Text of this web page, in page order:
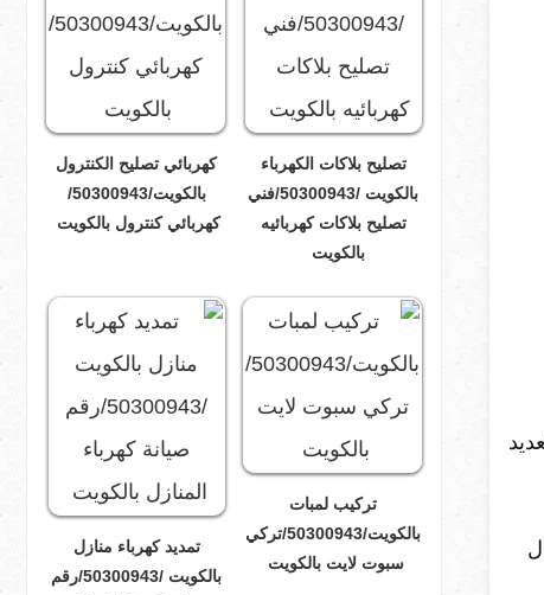
العديد
تصليح بلاكات الكهرباء
بالكويت /50300943/فني
تصليح بلاكات كهربائيه
بالكويت
كهربائي تصليح الكنترول
بالكويت/50300943/
كهربائي كنترول بالكويت
تركيب لمبات
بالكويت/50300943/تركي
سبوت لايت بالكويت
تمديد كهرباء منازل
بالكويت /50300943/رقم